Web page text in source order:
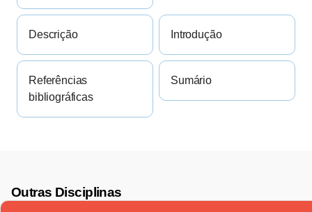
Descrição Introdução
Referências
bibliográficas
Sumário
Outras Disciplinas